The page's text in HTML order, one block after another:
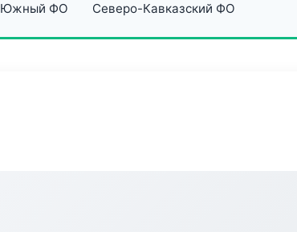
Южный ФО Северо-Кавказский ФО